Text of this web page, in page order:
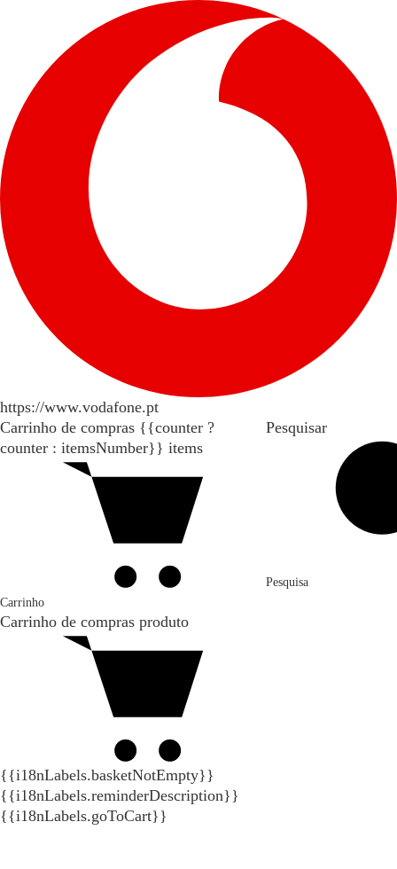
https://www.vodafone.pt
Carrinho de compras {{counter ?
counter : itemsNumber}} items
Carrinho
Carrinho de compras produto
{{i18nLabels.basketNotEmpty}}
{{i18nLabels.reminderDescription}}
{{i18nLabels.goToCart}}
Pesquisar
Pesquisa